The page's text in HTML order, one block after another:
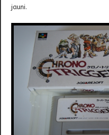
jauni.